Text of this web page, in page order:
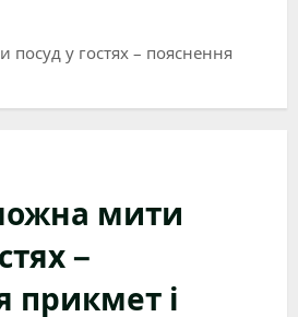
у гостях – пояснення
мити
–
прикмет і